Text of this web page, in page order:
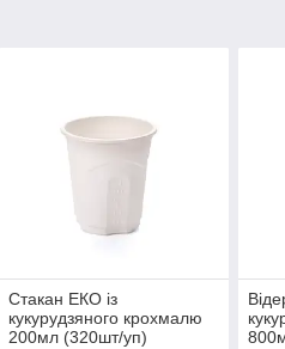
Стакан ЕКО із
кукурудзяного крохмалю
200мл (320шт/уп)